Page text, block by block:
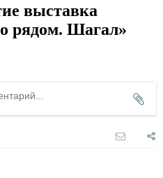
выставка
рядом. Шагал»